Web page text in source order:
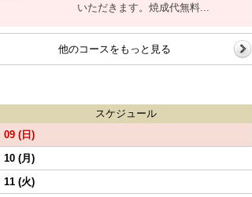
いただきます。焼成代無料...
他のコースをもっと見る
スケジュール
09 (日)
10 (月)
11 (火)